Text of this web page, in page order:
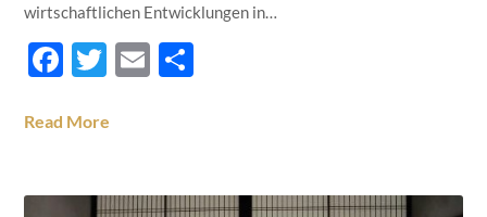
wirtschaftlichen Entwicklungen in…
Facebook
Twitter
Email
Read More